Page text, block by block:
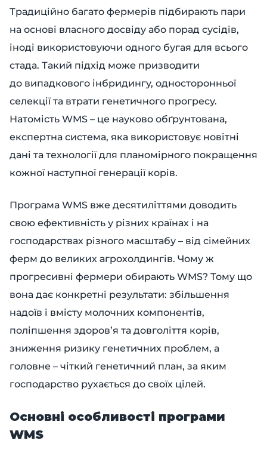
Традиційно багато фермерів підбирають пари
на основі власного досвіду або порад сусідів,
іноді використовуючи одного бугая для всього
стада. Такий підхід може призводити
до випадкового інбридингу, односторонньої
селекції та втрати генетичного прогресу.
Натомість WMS – це науково обґрунтована,
експертна система, яка використовує новітні
дані та технології для планомірного покращення
кожної наступної генерації корів.
Програма WMS вже десятиліттями доводить
свою ефективність у різних країнах і на
господарствах різного масштабу – від сімейних
ферм до великих агрохолдингів. Чому ж
прогресивні фермери обирають WMS? Тому що
вона дає конкретні результати: збільшення
надоїв і вмісту молочних компонентів,
поліпшення здоров’я та довголіття корів,
зниження ризику генетичних проблем, а
головне – чіткий генетичний план, за яким
господарство рухається до своїх цілей.
Основні особливості програми
WMS